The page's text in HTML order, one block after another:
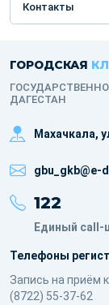
Контакты
ГОРОДСКАЯ
ДАГЕСТАН
Махачкала,
gbu_gkb@e-
122
Единый call-
Телефоны
Запись на приём
(8722) 55-37-62